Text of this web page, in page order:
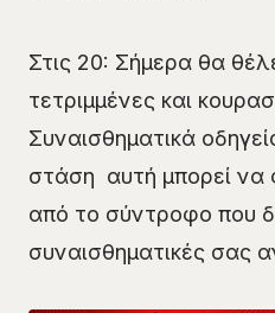
Στις 20: Σήμερα θα
τετριμμένες και
Συναισθηματικά
στάση αυτή μπορεί να
από το σύντροφο που
συναισθηματικές σας